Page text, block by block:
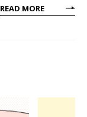
READ MORE